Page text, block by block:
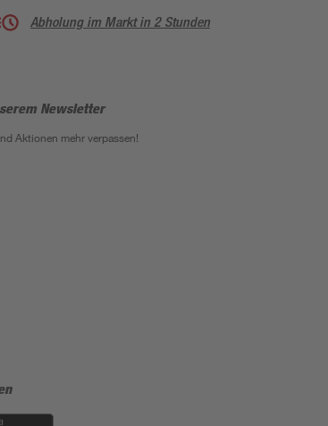
Abholung im Markt in 2 Stunden
Newsletter
Aktionen mehr verpassen!